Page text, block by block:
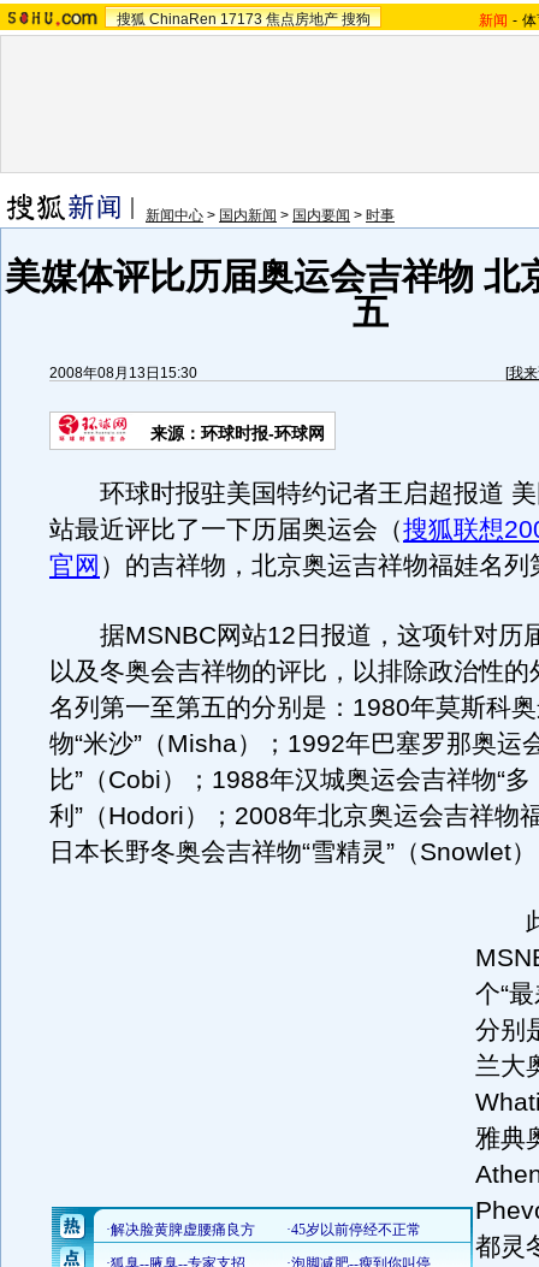
搜狐 ChinaRen 17173 焦点房地产 搜狗 新闻 -
新闻中心 > 国内新闻 > 国内要闻 > 时事
美媒体评比历届奥运会吉祥物 北
五
2008年08月13日15:30 [我
来源：环球时报-环球网
环球时报驻美国特约记者王启超报道 美
站最近评比了一下历届奥运会（搜狐联想
官网 ）的吉祥物，北京奥运吉祥物福娃名列
据MSNBC网站12日报道，这项针对历
以及冬奥会吉祥物的评比，以排除政治性的
名列第一至第五的分别是：1980年莫斯科
物“米沙”（Misha）；1992年巴塞罗那奥运
比”（Cobi）；1988年汉城奥运会吉祥物“多
利”（Hodori）；2008年北京奥运会吉祥物
日本长野冬奥会吉祥物“雪精灵”（Snowlet
此
个“
分别
兰大
雅典
都灵